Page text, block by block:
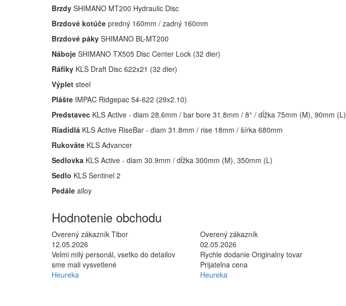
Brzdy SHIMANO MT200 Hydraulic Disc
Brzdové kotúče predný 160mm / zadný 160mm
Brzdové páky SHIMANO BL-MT200
Náboje SHIMANO TX505 Disc Center Lock (32 dier)
Ráfiky KLS Draft Disc 622x21 (32 dier)
Výplet steel
Plášte IMPAC Ridgepac 54-622 (29x2.10)
Predstavec KLS Active - diam 28.6mm / bar bore 31.8mm / 8° / dĺžka 75mm (M), 90mm (L)
Riadidlá KLS Active RiseBar - diam 31.8mm / rise 18mm / šírka 680mm
Rukoväte KLS Advancer
Sedlovka KLS Active - diam 30.9mm / dĺžka 300mm (M), 350mm (L)
Sedlo KLS Sentinel 2
Pedále alloy
Hodnotenie obchodu
Overený zákazník Tibor
12.05.2026
Velmi milý personál, vsetko do detailov
sme mali vysvetlené
Heureka
Overený zákazník
02.05.2026
Rychle dodanie Originalny tovar
Prijatelna cena
Heureka